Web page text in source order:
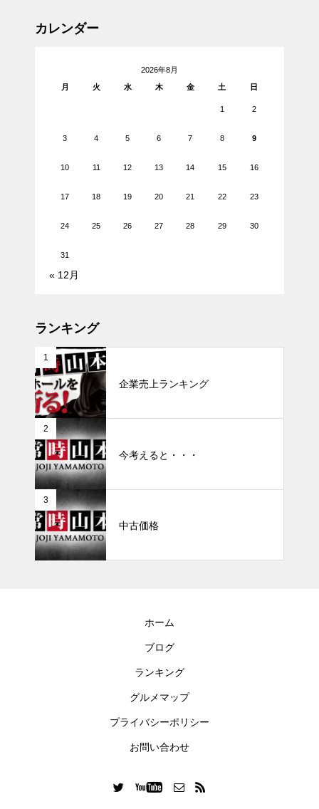
カレンダー
2026年8月
月
火 水 木 金 土 日
1 2
3 4 5 6 7 8 9
10 11 12 13 14 15 16
17 18 19 20 21 22 23
24 25 26 27 28 29 30
31
« 12月
ランキング
1
企業売上ランキング
2
今考えると・・・
3
中古価格
ホーム
ブログ
ランキング
グルメマップ
プライバシーポリシー
お問い合わせ